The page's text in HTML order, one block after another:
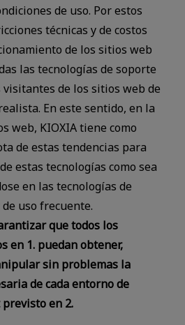
de uso. Por estos
técnicas y de costos
de los sitios web
las tecnologías de soporte
de los sitios web de
En este sentido, en la
web, KIOXIA tiene como
de estas tendencias para
estas tecnologías como sea
en las tecnologías de
uso frecuente.
que todos los
en 1. puedan obtener,
sin problemas la
de cada entorno de
en 2.